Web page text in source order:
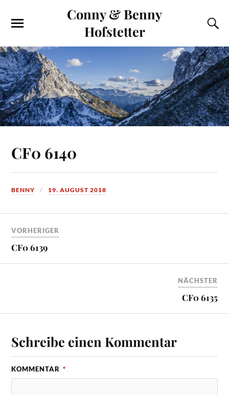
Conny & Benny
Hofstetter
CF0 6140
BENNY 19. AUGUST 2018
VORHERIGER
CF0 6139
NÄCHSTER
CF0 6135
Schreibe einen Kommentar
KOMMENTAR *